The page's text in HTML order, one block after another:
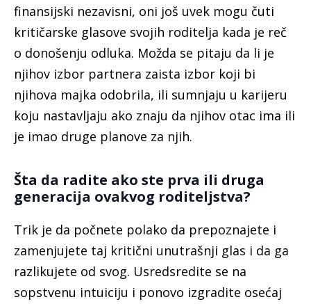
finansijski nezavisni, oni još uvek mogu čuti
kritičarske glasove svojih roditelja kada je reč
o donošenju odluka. Možda se pitaju da li je
njihov izbor partnera zaista izbor koji bi
njihova majka odobrila, ili sumnjaju u karijeru
koju nastavljaju ako znaju da njihov otac ima ili
je imao druge planove za njih.
Šta da radite ako ste prva ili druga
generacija ovakvog roditeljstva?
Trik je da počnete polako da prepoznajete i
zamenjujete taj kritični unutrašnji glas i da ga
razlikujete od svog. Usredsredite se na
sopstvenu intuiciju i ponovo izgradite osećaj